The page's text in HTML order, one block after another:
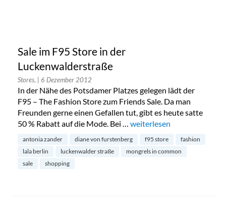
Sale im F95 Store in der
Luckenwalderstraße
Stores, | 6 Dezember 2012
In der Nähe des Potsdamer Platzes gelegen lädt der
F95 – The Fashion Store zum Friends Sale. Da man
Freunden gerne einen Gefallen tut, gibt es heute satte
50 % Rabatt auf die Mode. Bei … „Sale im F95 Store in der
weiterlesen
antonia zander diane von furstenberg f95 store
fashion
lala berlin
luckenwalder straße
mongrels in common
sale
shopping